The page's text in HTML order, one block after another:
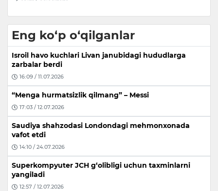
Eng ko‘p o‘qilganlar
Isroil havo kuchlari Livan janubidagi hududlarga
zarbalar berdi
16:09 / 11.07.2026
“Menga hurmatsizlik qilmang” – Messi
17:03 / 12.07.2026
Saudiya shahzodasi Londondagi mehmonxonada
vafot etdi
14:10 / 24.07.2026
Superkompyuter JCH g‘olibligi uchun taxminlarni
yangiladi
12:57 / 12.07.2026